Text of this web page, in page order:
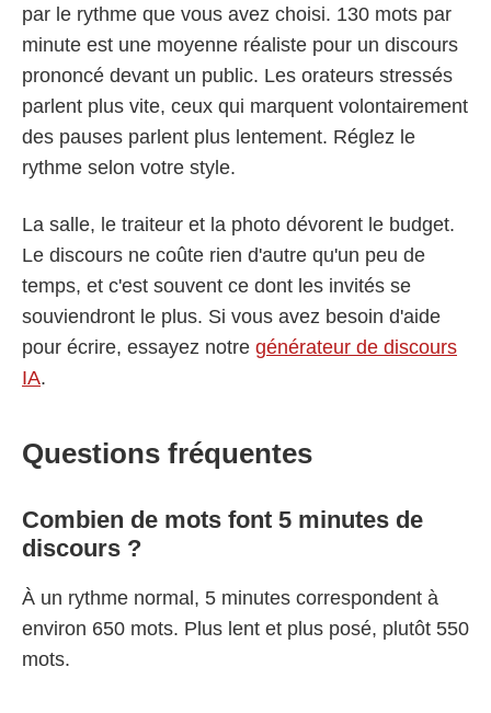
par le rythme que vous avez choisi. 130 mots par
minute est une moyenne réaliste pour un discours
prononcé devant un public. Les orateurs stressés
parlent plus vite, ceux qui marquent volontairement
des pauses parlent plus lentement. Réglez le
rythme selon votre style.
La salle, le traiteur et la photo dévorent le budget.
Le discours ne coûte rien d'autre qu'un peu de
temps, et c'est souvent ce dont les invités se
souviendront le plus. Si vous avez besoin d'aide
pour écrire, essayez notre générateur de discours
IA.
Questions fréquentes
Combien de mots font 5 minutes de
discours ?
À un rythme normal, 5 minutes correspondent à
environ 650 mots. Plus lent et plus posé, plutôt 550
mots.